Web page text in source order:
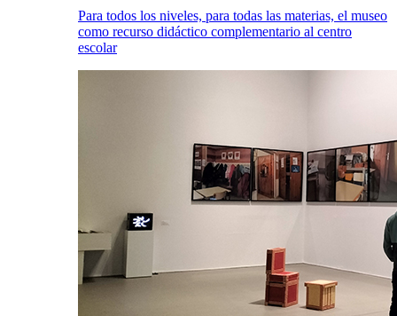
Para todos los niveles, para todas las materias, el museo
como recurso didáctico complementario al centro
escolar